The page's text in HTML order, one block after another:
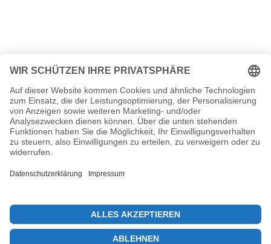
Hinweis: Dieser Artikel dient ausschließlich der Information und
stellt keine Anlageberatung oder Kaufempfehlung dar.
Dieser Beitrag enthält Affiliate-Links. Wenn du über diese Links
© 2026 KryptoInsights.de
ImpressumDatenschutz